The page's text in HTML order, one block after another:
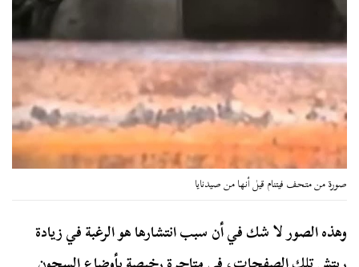
صورة من متحف فيتنام قيل أنها من صيدنايا
وهذه الصور لا شك في أن سبب انتشارها هو الرغبة في زيادة